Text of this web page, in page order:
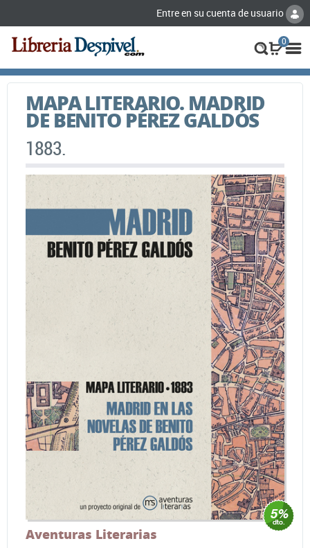
Entre en su cuenta de usuario
0
MAPA LITERARIO. MADRID
DE BENITO PÉREZ GALDÓS
1883.
Aventuras Literarias